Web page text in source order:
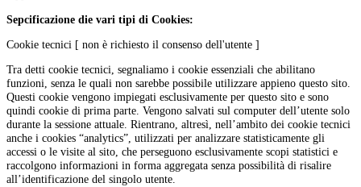
Sepcificazione die vari tipi di Cookies:
Cookie tecnici [ non è richiesto il consenso dell'utente ]
Tra detti cookie tecnici, segnaliamo i cookie essenziali che abilitano
funzioni, senza le quali non sarebbe possibile utilizzare appieno questo sito.
Questi cookie vengono impiegati esclusivamente per questo sito e sono
quindi cookie di prima parte. Vengono salvati sul computer dell’utente solo
durante la sessione attuale. Rientrano, altresì, nell’ambito dei cookie tecnici
anche i cookies “analytics”, utilizzati per analizzare statisticamente gli
accessi o le visite al sito, che perseguono esclusivamente scopi statistici e
raccolgono informazioni in forma aggregata senza possibilità di risalire
all’identificazione del singolo utente.